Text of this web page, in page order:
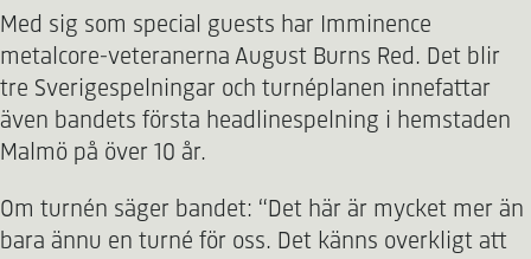
Med sig som special guests har Imminence
metalcore-veteranerna August Burns Red. Det blir
tre Sverigespelningar och turnéplanen innefattar
även bandets första headlinespelning i hemstaden
Malmö på över 10 år.
Om turnén säger bandet: “Det här är mycket mer än
bara ännu en turné för oss. Det känns overkligt att